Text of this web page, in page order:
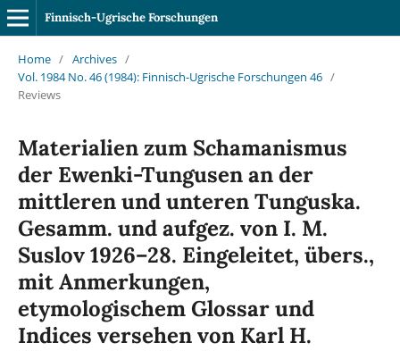
Finnisch-Ugrische Forschungen
Home / Archives /
Vol. 1984 No. 46 (1984): Finnisch-Ugrische Forschungen 46 /
Reviews
Materialien zum Schamanismus
der Ewenki-Tungusen an der
mittleren und unteren Tunguska.
Gesamm. und aufgez. von I. M.
Suslov 1926–28. Eingeleitet, übers.,
mit Anmerkungen,
etymologischem Glossar und
Indices versehen von Karl H.